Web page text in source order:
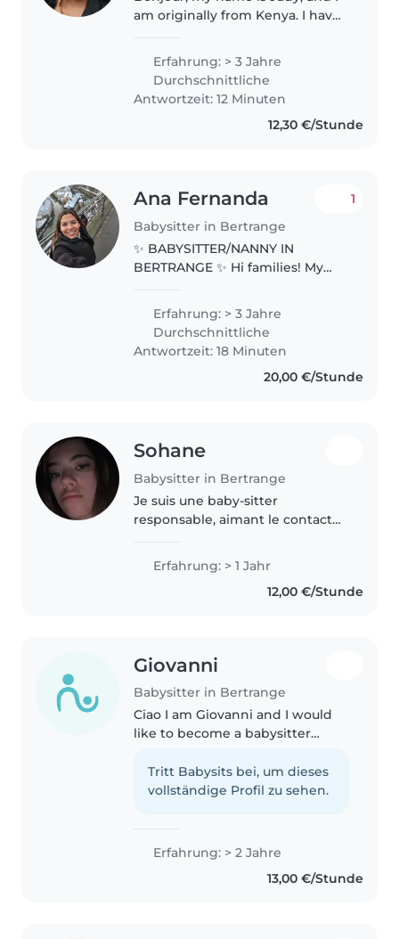
am originally from Kenya. I have
in Luxembourg, where I first
came as an au pair in October . I
was fortunate to then..
Erfahrung: > 3 Jahre
Durchschnittliche
Antwortzeit: 12 Minuten
12,30 €/Stunde
Ana Fernanda
Babysitter in Bertrange
1
✨ BABYSITTER/NANNY IN
BERTRANGE ✨ Hi families! My
years old from Cali, Colombia. 👩
👧 About Me Age: 29 Education:
Bachelor in Education of Sport
Science..
Erfahrung: > 3 Jahre
Durchschnittliche
Antwortzeit: 18 Minuten
20,00 €/Stunde
Sohane
Babysitter in Bertrange
Je suis une baby-sitter
responsable, aimant le contact
les enfants d'âge préscolaire et
les écoliers. Je suis première..
Erfahrung: > 1 Jahr
12,00 €/Stunde
Giovanni
Babysitter in Bertrange
Ciao I am Giovanni and I would
like to become a babysitter
with children and helping them
learn and have fun in a safe and
Tritt Babysits bei, um dieses
vollständige Profil zu sehen.
Erfahrung: > 2 Jahre
13,00 €/Stunde